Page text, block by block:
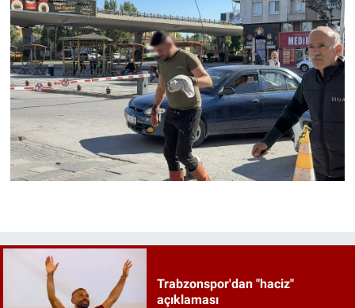
Trabzonspor'dan "haciz"
açıklaması